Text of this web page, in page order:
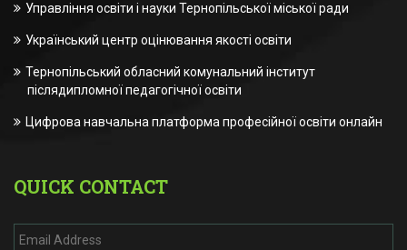
Управління освіти і науки Тернопільської міської ради
Український центр оцінювання якості освіти
Тернопільський обласний комунальний інститут
післядипломної педагогічної освіти
Цифрова навчальна платформа професійної освіти онлайн
QUICK CONTACT